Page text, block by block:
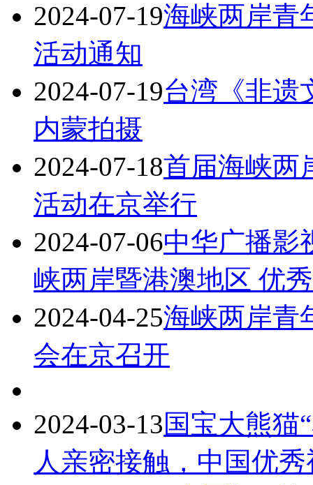
2024-07-19海峡两岸青
活动通知
2024-07-19台湾《非遗
内蒙拍摄
2024-07-18首届海峡两
活动在京举行
2024-07-06中华广播影
峡两岸暨港澳地区 优
2024-04-25海峡两岸青
会在京召开
2024-03-13国宝大熊猫
人亲密接触，中国优